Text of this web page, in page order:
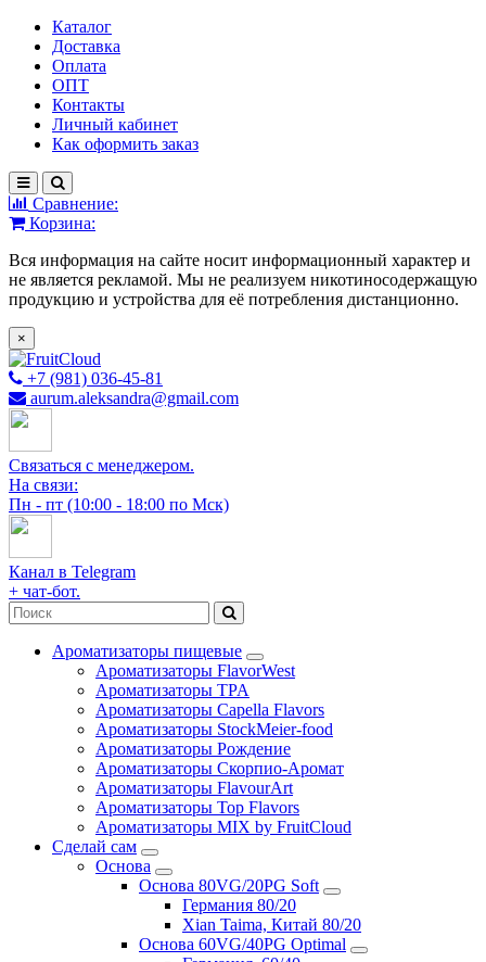
Каталог
Доставка
Оплата
ОПТ
Контакты
Личный кабинет
Как оформить заказ
Сравнение:
Корзина:
Вся информация на сайте носит информационный характер и
не является рекламой. Мы не реализуем никотиносодержащую
продукцию и устройства для её потребления дистанционно.
×
+7 (981) 036-45-81
aurum.aleksandra@gmail.com
Связаться с менеджером.
На связи:
Пн - пт (10:00 - 18:00 по Мск)
Канал в Telegram
+ чат-бот.
Ароматизаторы пищевые
Ароматизаторы FlavorWest
Ароматизаторы TPA
Ароматизаторы Capella Flavors
Ароматизаторы StockMeier-food
Ароматизаторы Рождение
Ароматизаторы Скорпио-Аромат
Ароматизаторы FlavourArt
Ароматизаторы Top Flavors
Ароматизаторы MIX by FruitCloud
Сделай сам
Основа
Основа 80VG/20PG Soft
Германия 80/20
Xian Taima, Китай 80/20
Основа 60VG/40PG Optimal